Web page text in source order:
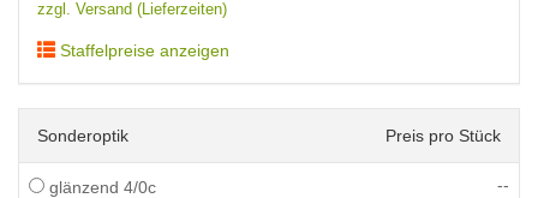
zzgl. Versand (Lieferzeiten)
Staffelpreise anzeigen
Sonderoptik Preis pro Stück
glänzend 4/0c --